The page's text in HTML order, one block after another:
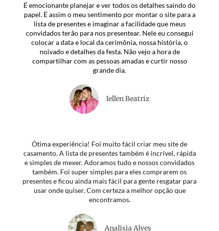
É emocionante planejar e ver todos os detalhes saindo do
papel. É assim o meu sentimento por montar o site para a
lista de presentes e imaginar a facilidade que meus
convidados terão para nos presentear. Nele eu consegui
colocar a data e local da cerimônia, nossa história, o
noivado e detalhes da festa. Não vejo a hora de
compartilhar com as pessoas amadas e curtir nosso
grande dia.​
Iellen Beatriz
Ótima experiência! Foi muito fácil criar meu site de
casamento. A lista de presentes também é incrível, rápida
e simples de mexer. Adoramos tudo e nossos convidados
também. Foi super simples para eles comprarem os
presentes e ficou ainda mais fácil para gente resgatar para
usar onde quiser. Com certeza a melhor opção que
encontramos.
Analisia Alves